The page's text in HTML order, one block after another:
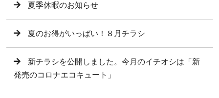
夏季休暇のお知らせ
夏のお得がいっぱい！８月チラシ
新チラシを公開しました。今月のイチオシは「新
発売のコロナエコキュート」